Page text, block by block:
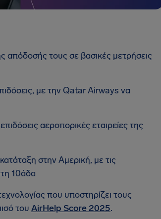
απόδοσής τους σε βασικές μετρήσεις
με την Qatar Airways να
αεροπορικές εταιρείες της
στην Αμερική, με τις
10άδα
που υποστηρίζει τους
του AirHelp Score 2025.